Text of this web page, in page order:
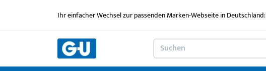
Ihr einfacher Wechsel zur passenden Marken-Webseite in Deutschland: